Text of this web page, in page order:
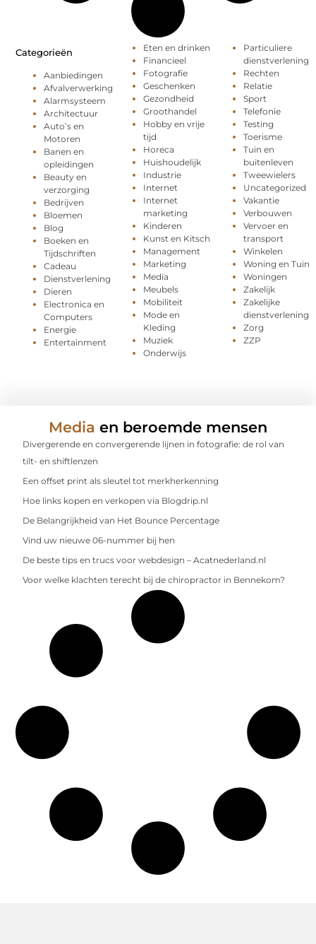
Categorieën
Aanbiedingen
Afvalverwerking
Alarmsysteem
Architectuur
Auto’s en
Motoren
Banen en
opleidingen
Beauty en
verzorging
Bedrijven
Bloemen
Blog
Boeken en
Tijdschriften
Cadeau
Dienstverlening
Dieren
Electronica en
Computers
Energie
Entertainment
Eten en drinken
Financieel
Fotografie
Geschenken
Gezondheid
Groothandel
Hobby en vrije
tijd
Horeca
Huishoudelijk
Industrie
Internet
Internet
marketing
Kinderen
Kunst en Kitsch
Management
Marketing
Media
Meubels
Mobiliteit
Mode en
Kleding
Muziek
Onderwijs
Particuliere
dienstverlening
Rechten
Relatie
Sport
Telefonie
Testing
Toerisme
Tuin en
buitenleven
Tweewielers
Uncategorized
Vakantie
Verbouwen
Vervoer en
transport
Winkelen
Woning en Tuin
Woningen
Zakelijk
Zakelijke
dienstverlening
Zorg
ZZP
Media en beroemde mensen
Divergerende en convergerende lijnen in fotografie: de rol van
tilt- en shiftlenzen
Een offset print als sleutel tot merkherkenning
Hoe links kopen en verkopen via Blogdrip.nl
De Belangrijkheid van Het Bounce Percentage
Vind uw nieuwe 06-nummer bij hen
De beste tips en trucs voor webdesign – Acatnederland.nl
Voor welke klachten terecht bij de chiropractor in Bennekom?